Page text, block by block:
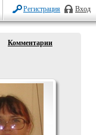
Регистрация Вход
Комментарии